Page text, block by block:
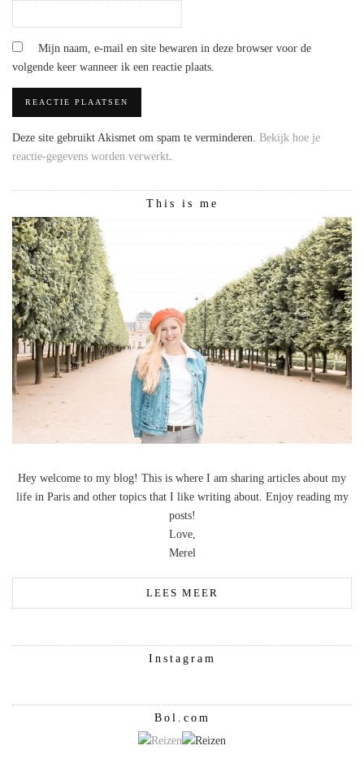
Mijn naam, e-mail en site bewaren in deze browser voor de
volgende keer wanneer ik een reactie plaats.
Deze site gebruikt Akismet om spam te verminderen. Bekijk hoe je
reactie-gegevens worden verwerkt.
This is me
Hey welcome to my blog! This is where I am sharing articles about my
life in Paris and other topics that I like writing about. Enjoy reading my
posts!
Love,
Merel
LEES MEER
Instagram
Bol.com